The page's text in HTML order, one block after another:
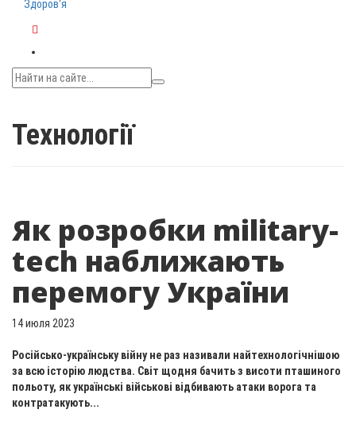
Здоров‘я
Технології
Як розробки military-
tech наближають
перемогу України
14 июля 2023
Російсько-українську війну не раз називали найтехнологічнішою
за всю історію людства. Світ щодня бачить з висоти пташиного
польоту, як українські військові відбивають атаки ворога та
контратакують...